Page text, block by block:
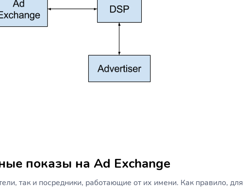
показы на Ad Exchange
так и посредники, работающие от их имени. Как правило, для